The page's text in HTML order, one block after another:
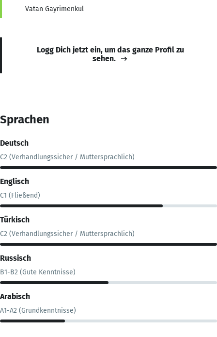
Vatan Gayrimenkul
Logg Dich jetzt ein, um das ganze Profil zu
sehen.
Sprachen
Deutsch
C2 (Verhandlungssicher / Muttersprachlich)
Englisch
C1 (Fließend)
Türkisch
C2 (Verhandlungssicher / Muttersprachlich)
Russisch
B1-B2 (Gute Kenntnisse)
Arabisch
A1-A2 (Grundkenntnisse)